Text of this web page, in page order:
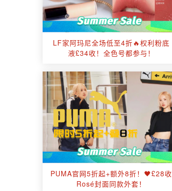
LF家阿玛尼全场低至4折🔥权利粉底
液£34收！全色号都参与！
PUMA官网5折起+额外8折！🖤£28收
Rosé封面同款外套！